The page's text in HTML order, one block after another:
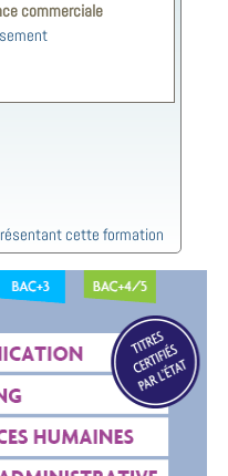
commerciale
cette formation